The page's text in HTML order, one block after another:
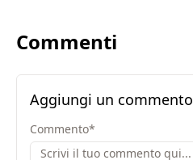
Commenti
Aggiungi un commento
Commento*